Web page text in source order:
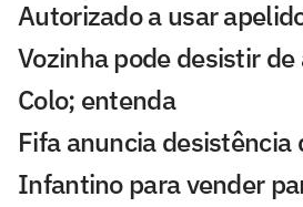
Autorizado a usar
Vozinha pode desistir
Colo; entenda
Fifa anuncia desistência
Infantino para vender